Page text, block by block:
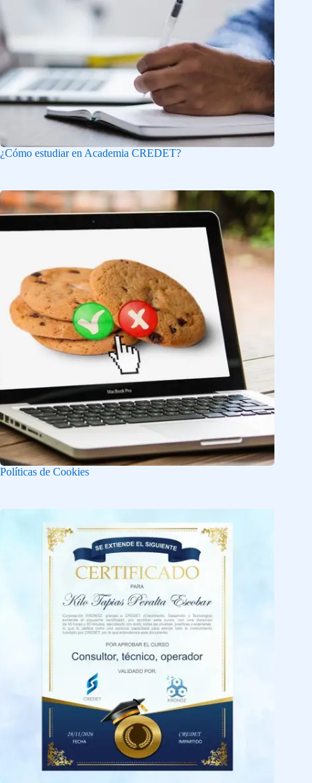
¿Cómo estudiar en Academia CREDET?
Políticas de Cookies